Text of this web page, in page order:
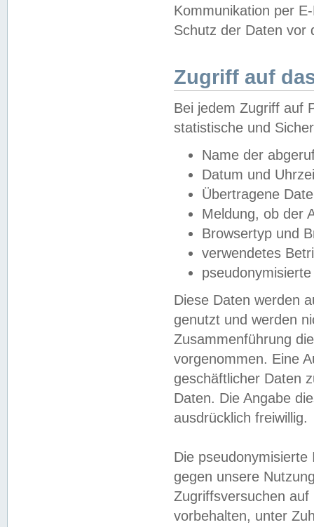
Kommunikation per
Schutz der Daten vor
Zugriff auf
Bei jedem Zugriff auf
statistische und
Name der
Datum und
Übertragene
Meldung, ob der
Browsertyp und
verwendetes
Diese Daten werden
genutzt und werden
Zusammenführung
vorgenommen. Eine
geschäftlicher Daten
Daten. Die Angabe
ausdrücklich freiwillig.
Die
gegen unsere
Zugriffsversuchen
vorbehalten, unter